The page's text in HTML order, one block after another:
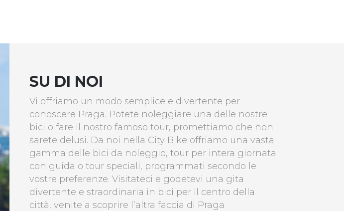
SU DI NOI
Vi offriamo un modo semplice e divertente per
conoscere Praga. Potete noleggiare una delle nostre
bici o fare il nostro famoso tour, promettiamo che non
sarete delusi. Da noi nella City Bike offriamo una vasta
gamma delle bici da noleggio, tour per intera giornata
con guida o tour speciali, programmati secondo le
vostre preferenze. Visitateci e godetevi una gita
divertente e straordinaria in bici per il centro della
città, venite a scoprire l’altra faccia di Praga